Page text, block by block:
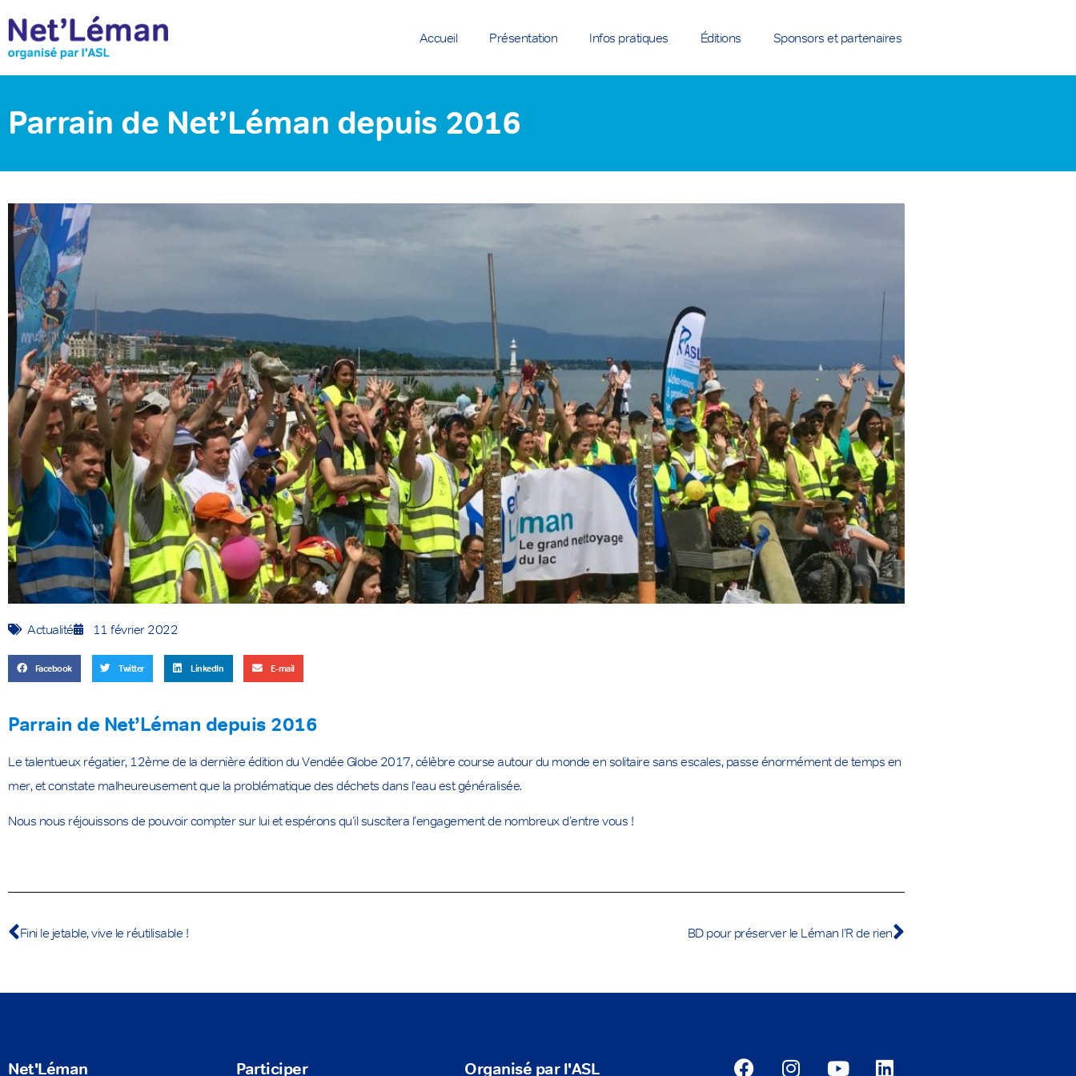
Accueil Présentation Infos pratiques Éditions Sponsors et partenaires
Parrain de Net’Léman depuis 2016
Actualité 11 février 2022
Facebook Twitter LinkedIn E-mail
Parrain de Net’Léman depuis 2016
Le talentueux régatier, 12ème de la dernière édition du Vendée Globe 2017, célèbre course autour du monde en solitaire sans escales, passe énormément de temps en
mer, et constate malheureusement que la problématique des déchets dans l’eau est généralisée.
Nous nous réjouissons de pouvoir compter sur lui et espérons qu’il suscitera l’engagement de nombreux d’entre vous !
Fini le jetable, vive le réutilisable ! BD pour préserver le Léman l’R de rien
Net'Léman Participer Organisé par l'ASL